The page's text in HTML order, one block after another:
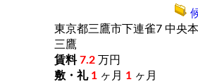
東京都三鷹市下連雀7 中央
三鷹
7.2 万円
1 ヶ月 1 ヶ月